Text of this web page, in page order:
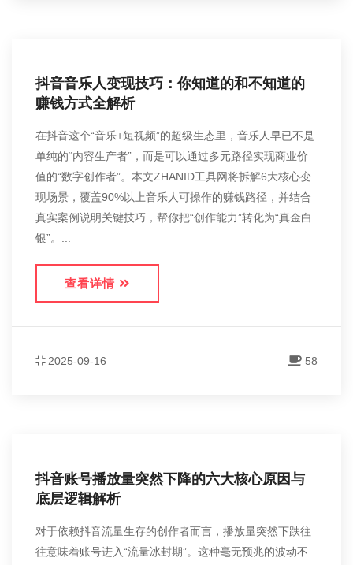
抖音音乐人变现技巧：你知道的和不知道的
赚钱方式全解析
在抖音这个“音乐+短视频”的超级生态里，音乐人早已不是
单纯的“内容生产者”，而是可以通过多元路径实现商业价
值的“数字创作者”。本文ZHANID工具网将拆解6大核心变
现场景，覆盖90%以上音乐人可操作的赚钱路径，并结合
真实案例说明关键技巧，帮你把“创作能力”转化为“真金白
银”。...
查看详情
2025-09-16 58
抖音账号播放量突然下降的六大核心原因与
底层逻辑解析
对于依赖抖音流量生存的创作者而言，播放量突然下跌往
往意味着账号进入“流量冰封期”。这种毫无预兆的波动不